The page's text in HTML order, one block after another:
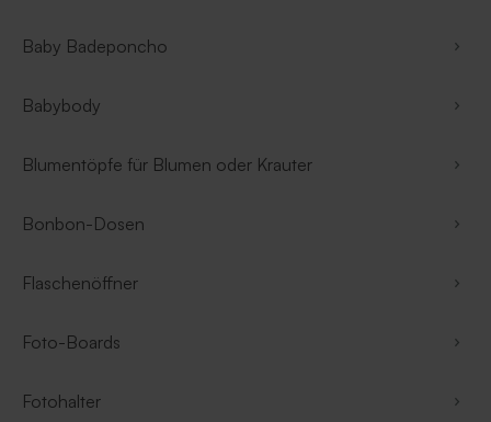
Baby Badeponcho
Babybody
Blumentöpfe für Blumen oder Krauter
Bonbon-Dosen
Flaschenöffner
Foto-Boards
Fotohalter